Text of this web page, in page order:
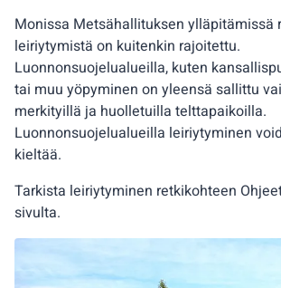
Monissa Metsähallituksen ylläpitämissä
leiriytymistä on kuitenkin rajoitettu.
Luonnonsuojelualueilla, kuten
tai muu yöpyminen on yleensä sallittu
merkityillä ja huolletuilla telttapaikoilla.
Luonnonsuojelualueilla leiriytyminen
kieltää.
Tarkista leiriytyminen retkikohteen
sivulta.